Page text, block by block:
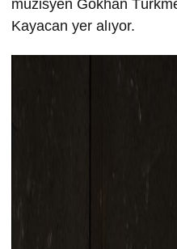
müzisyen Gökhan
Kayacan yer alıyor.